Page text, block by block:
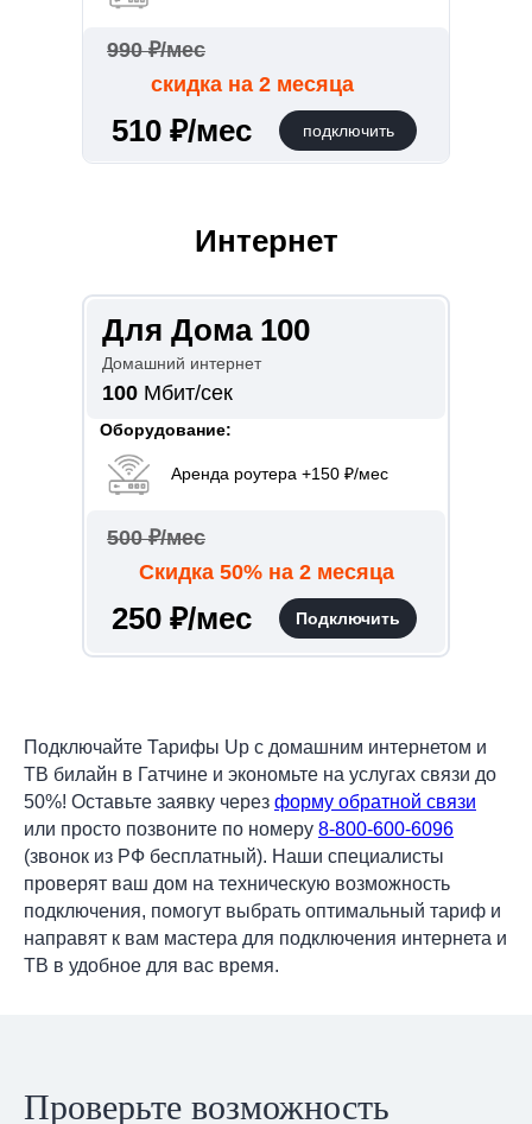
подключить
510 ₽/мес
990 ₽/мес
скидка на 2 месяца
Интернет
Подключить
250 ₽/мес
Аренда роутера +150 ₽/мес
Оборудование:
500 ₽/мес
Скидка 50% на 2 месяца
100 Мбит/сек
Для Дома 100
Домашний интернет
Подключайте Тарифы Up с домашним интернетом и
ТВ билайн в Гатчине и экономьте на услугах связи до
50%! Оставьте заявку через форму обратной связи
или просто позвоните по номеру 8-800-600-6096
(звонок из РФ бесплатный). Наши специалисты
проверят ваш дом на техническую возможность
подключения, помогут выбрать оптимальный тариф и
направят к вам мастера для подключения интернета и
ТВ в удобное для вас время.
Проверьте возможность